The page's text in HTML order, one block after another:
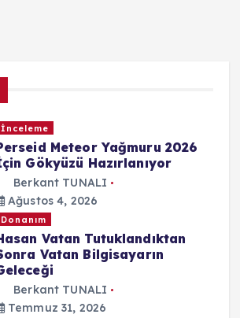
İnceleme
Meteor Yağmuru 2026
Gökyüzü Hazırlanıyor
Berkant TUNALI
Ağustos 4, 2026
Donanım
Vatan Tutuklandıktan
Vatan Bilgisayarın
Berkant TUNALI
Temmuz 31, 2026